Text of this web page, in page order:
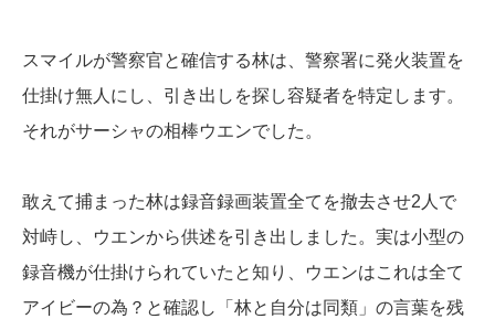
スマイルが警察官と確信する林は、警察署に発火装置を
仕掛け無人にし、引き出しを探し容疑者を特定します。
それがサーシャの相棒ウエンでした。
敢えて捕まった林は録音録画装置全てを撤去させ2人で
対峙し、ウエンから供述を引き出しました。実は小型の
録音機が仕掛けられていたと知り、ウエンはこれは全て
アイビーの為？と確認し「林と自分は同類」の言葉を残